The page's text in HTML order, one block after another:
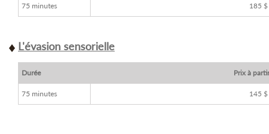
75 minutes 185 $
L'évasion sensorielle
Durée Prix à
75 minutes 145 $